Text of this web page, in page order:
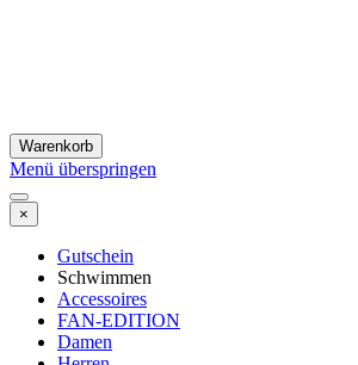
Warenkorb
Menü überspringen
×
Gutschein
Schwimmen
Accessoires
FAN-EDITION
Damen